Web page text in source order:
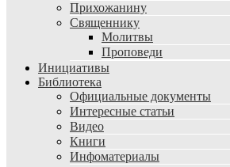
Прихожанину
Священнику
Молитвы
Проповеди
Инициативы
Библиотека
Официальные документы
Интересные статьи
Видео
Книги
Инфоматериалы